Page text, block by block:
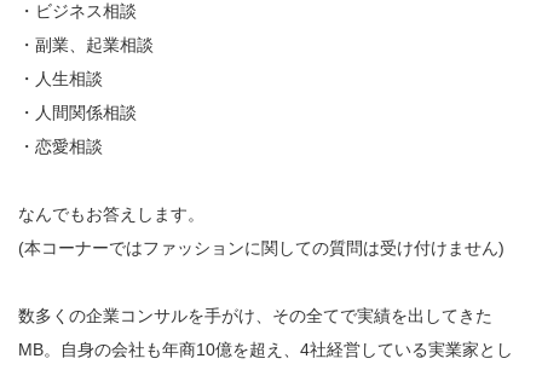
・ビジネス相談
・副業、起業相談
・人生相談
・人間関係相談
・恋愛相談
なんでもお答えします。
(本コーナーではファッションに関しての質問は受け付けません)
数多くの企業コンサルを手がけ、その全てで実績を出してきた
MB。自身の会社も年商10億を超え、4社経営している実業家とし